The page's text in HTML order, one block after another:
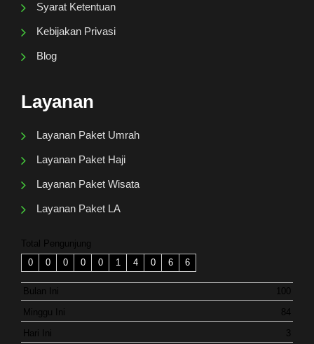
Syarat Ketentuan
Kebijakan Privasi
Blog
Layanan
Layanan Paket Umrah
Layanan Paket Haji
Layanan Paket Wisata
Layanan Paket LA
Total Pengunjung
0
0 0 0 0 1 4 0 6 6
Bulan Ini
100
Minggu Ini
84
Hari Ini
3